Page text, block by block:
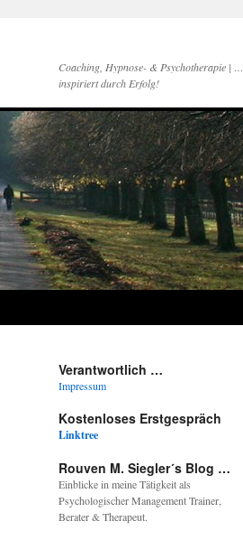
Coaching, Hypnose- & Psychotherapie | …
inspiriert durch Erfolg!
Verantwortlich …
Impressum
Kostenloses Erstgespräch
Linktree
Rouven M. Siegler´s Blog …
Einblicke in meine Tätigkeit als
Psychologischer Management Trainer,
Berater & Therapeut.